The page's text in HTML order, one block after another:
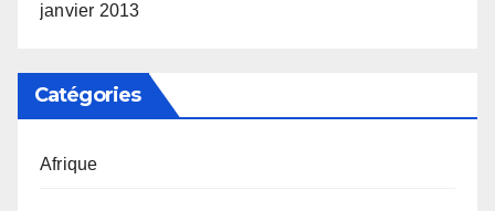
janvier 2013
Catégories
Afrique